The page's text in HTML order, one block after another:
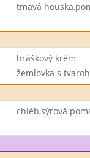
tmavá
hráškový krém
žemlovka s
chléb,sýrová